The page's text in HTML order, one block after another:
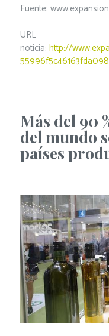
Fuente:
URL
noticia: http://
Más del 90
del mundo
países